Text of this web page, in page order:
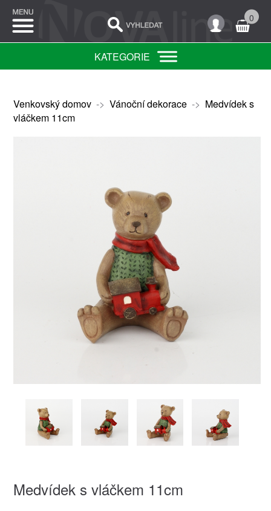
0
KATEGORIE
Venkovský domov-> Vánoční dekorace-> Medvídek s
vláčkem 11cm
Medvídek s vláčkem 11cm